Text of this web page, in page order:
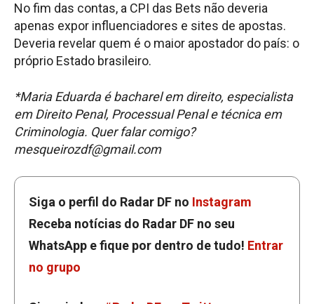
No fim das contas, a CPI das Bets não deveria
apenas expor influenciadores e sites de apostas.
Deveria revelar quem é o maior apostador do país: o
próprio Estado brasileiro.
*Maria Eduarda é bacharel em direito, especialista
em Direito Penal, Processual Penal e técnica em
Criminologia. Quer falar comigo?
mesqueirozdf@gmail.com
Siga o perfil do Radar DF no Instagram
Receba notícias do Radar DF no seu
WhatsApp e fique por dentro de tudo! Entrar
no grupo